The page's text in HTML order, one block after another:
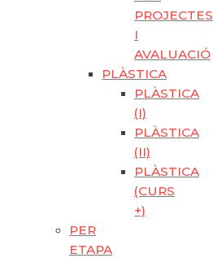
PROJECTES
I
AVALUACIÓ
PLÀSTICA
PLÀSTICA
(I)
PLÀSTICA
(II)
PLÀSTICA
(CURS
+)
PER
ETAPA